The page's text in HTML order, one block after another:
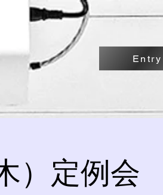
Entry
）定例会